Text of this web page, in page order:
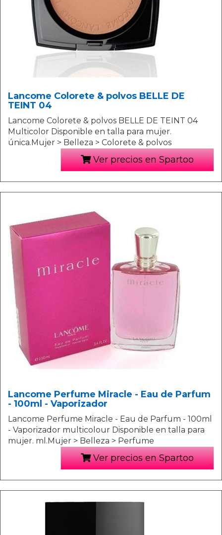
Lancome Colorete & polvos BELLE DE
TEINT 04
Lancome Colorete & polvos BELLE DE TEINT 04
Multicolor Disponible en talla para mujer.
única.Mujer > Belleza > Colorete & polvos
Ver precios en Spartoo
Lancome Perfume Miracle - Eau de Parfum
- 100ml - Vaporizador
Lancome Perfume Miracle - Eau de Parfum - 100ml
- Vaporizador multicolour Disponible en talla para
mujer. ml.Mujer > Belleza > Perfume
Ver precios en Spartoo